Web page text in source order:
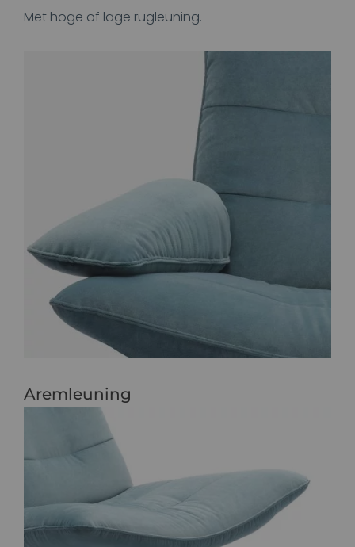
Met hoge of lage rugleuning.
Aremleuning
Met of zonder armleuning